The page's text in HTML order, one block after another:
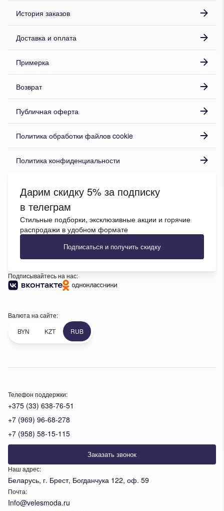
Телефон поддержки:
+375 (33) 638-76-51
+7 (969) 96-68-278
+7 (958) 58-15-115
Заказать звонок
Наш адрес:
Беларусь, г. Брест, Богданчука 122, оф. 59
Почта:
Info@velesmoda.ru
История заказов
Доставка и оплата
Примерка
Возврат
Публичная оферта
Политика обработки файлов cookie
Политика конфиденциальности
Дарим скидку 5% за подписку
в телеграм
Стильные подборки, эксклюзивные акции и горячие
распродажи в удобном формате
Подписаться и получить скидку
Подписывайтесь на нас:
Валюта на сайте:
BYN
KZT RUB